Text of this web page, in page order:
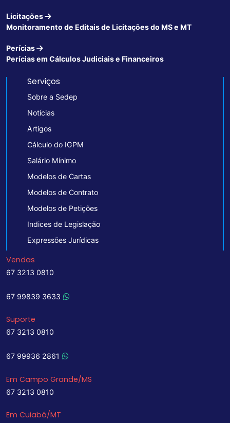
Licitações
Monitoramento de Editais de Licitações do MS e MT
Perícias
Perícias em Cálculos Judiciais e Financeiros
Serviços
Sobre a Sedep
Notícias
Artigos
Cálculo do IGPM
Salário Mínimo
Modelos de Cartas
Modelos de Contrato
Modelos de Petições
Indices de Legislação
Expressões Jurídicas
Vendas
67 3213 0810
67 99839 3633
Suporte
67 3213 0810
67 99936 2861
Em Campo Grande/MS
67 3213 0810
Em Cuiabá/MT